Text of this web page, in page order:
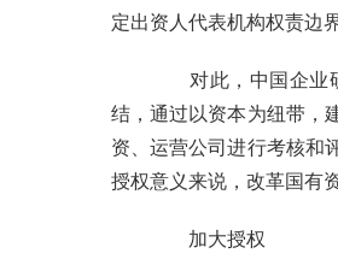
定出资人代表机构权责边
对此，中国企业
结，通过以资本为纽带，
资、运营公司进行考核和
授权意义来说，改革国有
加大授权